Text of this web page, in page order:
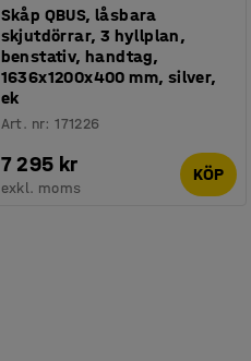
Skåp QBUS, låsbara
skjutdörrar, 3 hyllplan,
benstativ, handtag,
1636x1200x400 mm, silver,
ek
Art. nr:171226
7 295 kr
exkl. moms
KÖP